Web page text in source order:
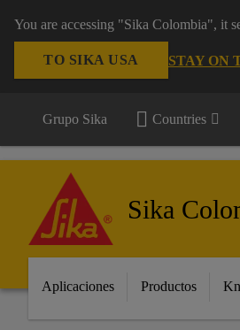
You are accessing "Sika Colombia", it
TO SIKA USA STAY ON
Grupo Sika Countries
Sika
Aplicaciones Productos